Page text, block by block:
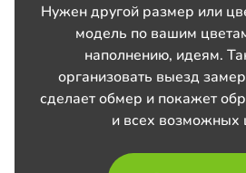
Нужен другой размер или
модель по вашим
наполнению, идеям.
организовать выезд
сделает обмер и покажет
и всех возможных